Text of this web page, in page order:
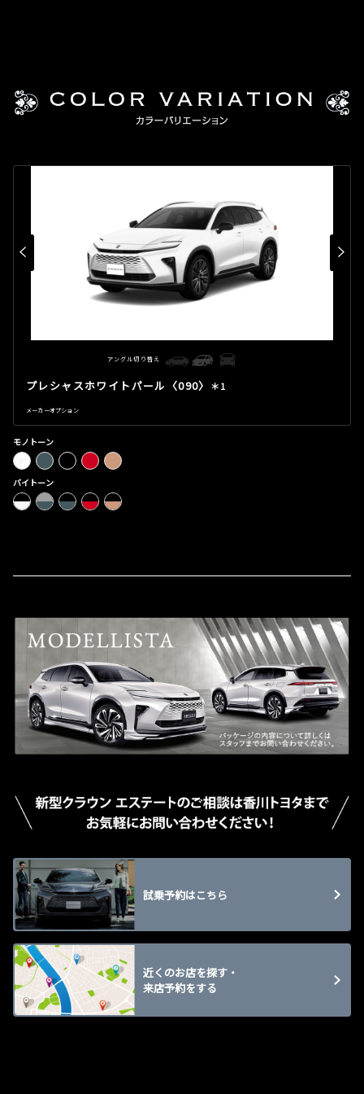
プレシャスホワイトパール〈090〉 ＊1
メーカーオプション
アングル切り替え
モノトーン
バイトーン
試乗予約はこちら
近くのお店を探す・
来店予約をする